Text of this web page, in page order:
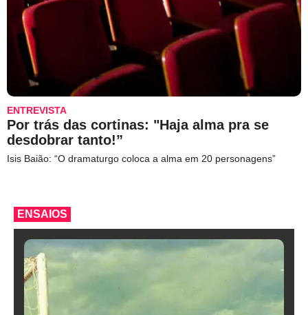
ENTREVISTA
Por trás das cortinas: "Haja alma pra se
desdobrar tanto!”
Isis Baião: “O dramaturgo coloca a alma em 20 personagens”
ENSAIOS